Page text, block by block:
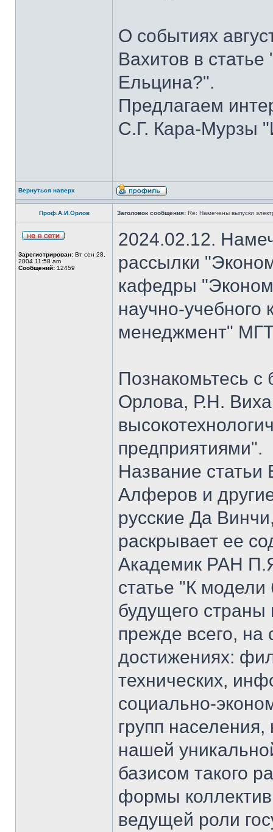
О событиях
Вахитов в
Ельцина?".
Предлагаем
С.Г. Кара-Мурзы
Вернуться наверх
Проф.А.И.Орлов Заголовок сообщения: Re: Намечены выпуски
Зарегистрирован: Вт сен 28,
2004 11:58 am
Сообщений: 12459
2024.02.12.
рассылки
кафедры
научно-
менеджмент"
Познакомьтесь с
Орлова, Р.Н.
предприятиями".
Название статьи
Алферов и
русские Да
раскрывает ее
Академик РАН
статье "К
будущего страны
прежде всего,
достижениях:
технических,
социально-
групп
нашей
базисом такого
формы
ведущей роли